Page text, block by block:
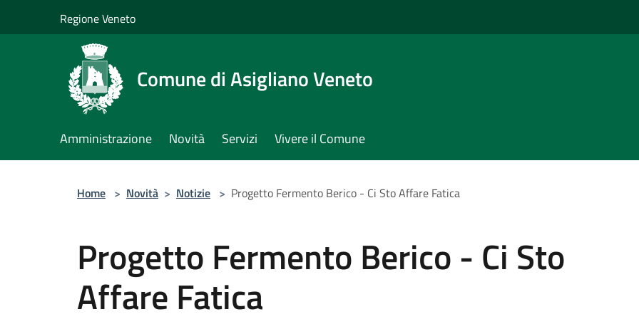
Regione Veneto
Comune di Asigliano Veneto
Amministrazione Novità Servizi Vivere il Comune
Home > Novità > Notizie > Progetto Fermento Berico - Ci Sto Affare Fatica
Progetto Fermento Berico - Ci Sto
Affare Fatica